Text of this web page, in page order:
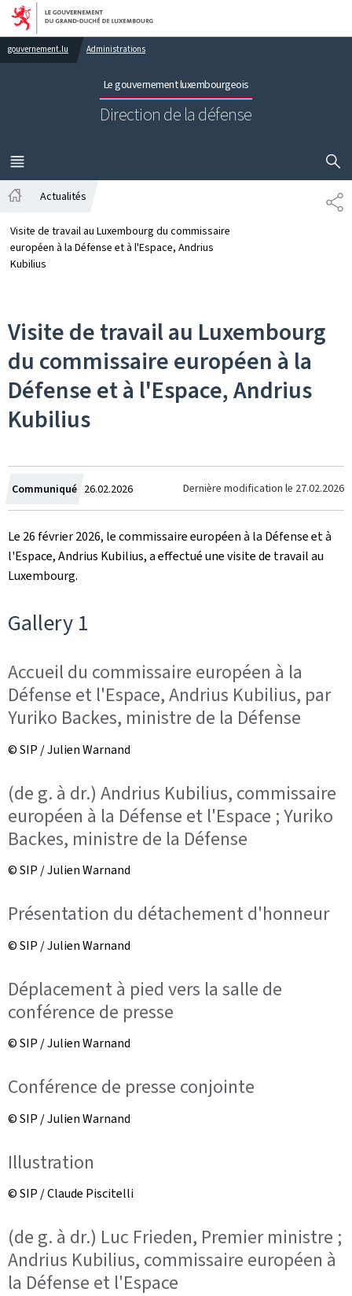
Aller au menu principal
Aller au contenu
gouvernement.lu Administrations
Le gouvernement luxembourgeois
Direction de la défense
MENU
PRINCIPAL
Actualités
Visite de travail au Luxembourg du commissaire
européen à la Défense et à l'Espace, Andrius
Kubilius
Visite de travail au Luxembourg
du commissaire européen à la
Défense et à l'Espace, Andrius
Kubilius
Communiqué Crée
le
26.02.2026 Dernière modification le 27.02.2026
Le 26 février 2026, le commissaire européen à la Défense et à
l'Espace, Andrius Kubilius, a effectué une visite de travail au
Luxembourg.
Gallery 1
Accueil du commissaire européen à la
Défense et l'Espace, Andrius Kubilius, par
Yuriko Backes, ministre de la Défense
© SIP / Julien Warnand
(de g. à dr.) Andrius Kubilius, commissaire
européen à la Défense et l'Espace ; Yuriko
Backes, ministre de la Défense
© SIP / Julien Warnand
Présentation du détachement d'honneur
© SIP / Julien Warnand
Déplacement à pied vers la salle de
conférence de presse
© SIP / Julien Warnand
Conférence de presse conjointe
© SIP / Julien Warnand
Illustration
© SIP / Claude Piscitelli
(de g. à dr.) Luc Frieden, Premier ministre ;
Andrius Kubilius, commissaire européen à
la Défense et l'Espace